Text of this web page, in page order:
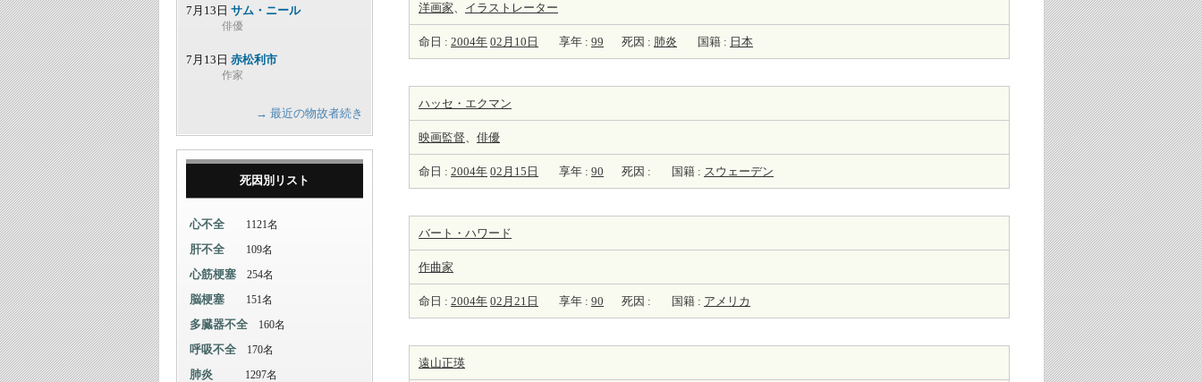
洋画家、 イラストレーター
命日 : 2004年 02月10日 享年 : 99 死因 : 肺炎 国籍 : 日本
ハッセ・エクマン
映画監督、 俳優
命日 : 2004年 02月15日 享年 : 90 死因 : 国籍 : スウェーデン
バート・ハワード
作曲家
命日 : 2004年 02月21日 享年 : 90 死因 : 国籍 : アメリカ
遠山正瑛
7月13日 サム・ニール
俳優
7月13日 赤松利市
作家
→ 最近の物故者続き
死因別リスト
心不全 1121名
肝不全 109名
心筋梗塞 254名
脳梗塞 151名
多臓器不全 160名
呼吸不全 170名
肺炎 1297名